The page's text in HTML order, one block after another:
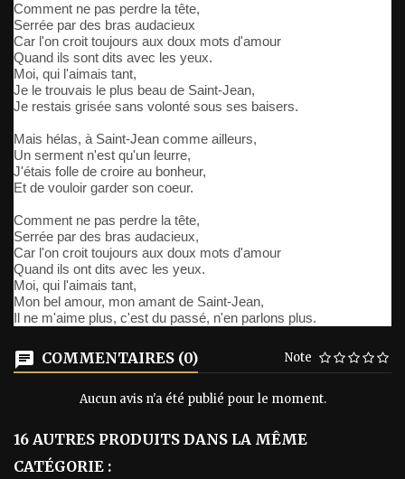
Comment ne pas perdre la tête,
Serrée par des bras audacieux
Car l'on croit toujours aux doux mots d'amour
Quand ils sont dits avec les yeux.
Moi, qui l'aimais tant,
Je le trouvais le plus beau de Saint-Jean,
Je restais grisée sans volonté sous ses baisers.
Mais hélas, à Saint-Jean comme ailleurs,
Un serment n'est qu'un leurre,
J'étais folle de croire au bonheur,
Et de vouloir garder son coeur.
Comment ne pas perdre la tête,
Serrée par des bras audacieux,
Car l'on croit toujours aux doux mots d'amour
Quand ils ont dits avec les yeux.
Moi, qui l'aimais tant,
Mon bel amour, mon amant de Saint-Jean,
Il ne m'aime plus, c'est du passé, n'en parlons plus.
COMMENTAIRES (0) Note
Aucun avis n'a été publié pour le moment.
16 AUTRES PRODUITS DANS LA MÊME
CATÉGORIE :